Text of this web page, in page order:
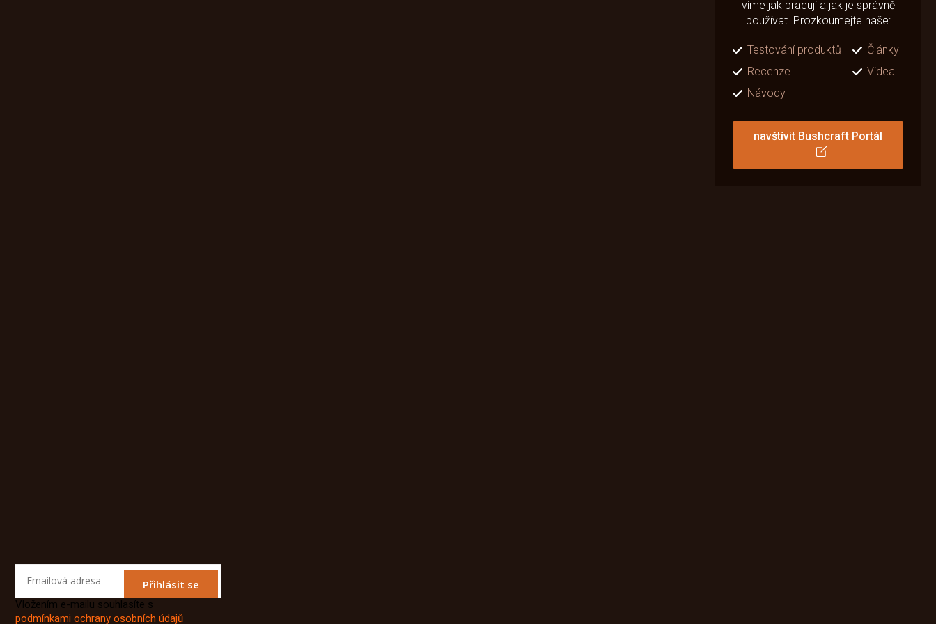
víme jak pracují a jak je správně
používat. Prozkoumejte naše:
Testování produktů
Články
Recenze
Videa
Návody
navštívit Bushcraft Portál
Přihlásit se
Vložením e-mailu souhlasíte s
podmínkami ochrany osobních údajů